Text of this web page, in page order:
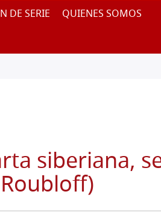
DE SERIE QUIENES SOMOS
siberiana,